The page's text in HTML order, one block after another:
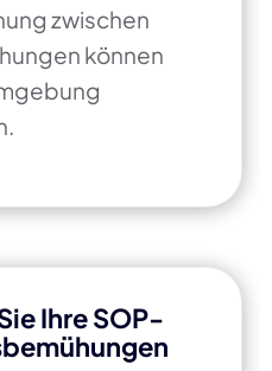
zwischen
können
Ihre SOP-